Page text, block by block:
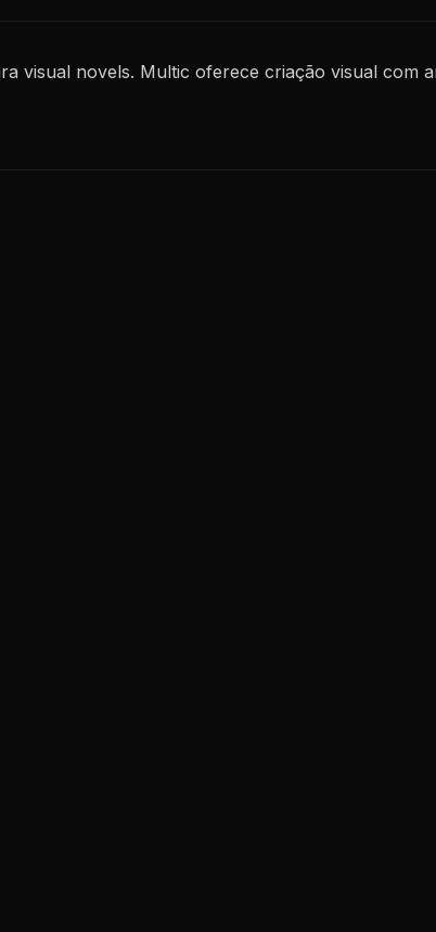
visual novels. Multic oferece criação visual